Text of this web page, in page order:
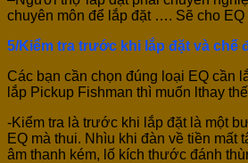
chuyên môn để lắp đặt …. Sẽ cho
5/Kiểm tra trước khi lắp đặt và chế
Các bạn cần chọn đúng loại EQ cần
lắp Pickup Fishman thì muốn lthay
-Kiểm tra là trước khi lắp đặt là một
EQ mà thui. Nhìu khi đàn về tiền
âm thanh kém, lố kích thước đánh